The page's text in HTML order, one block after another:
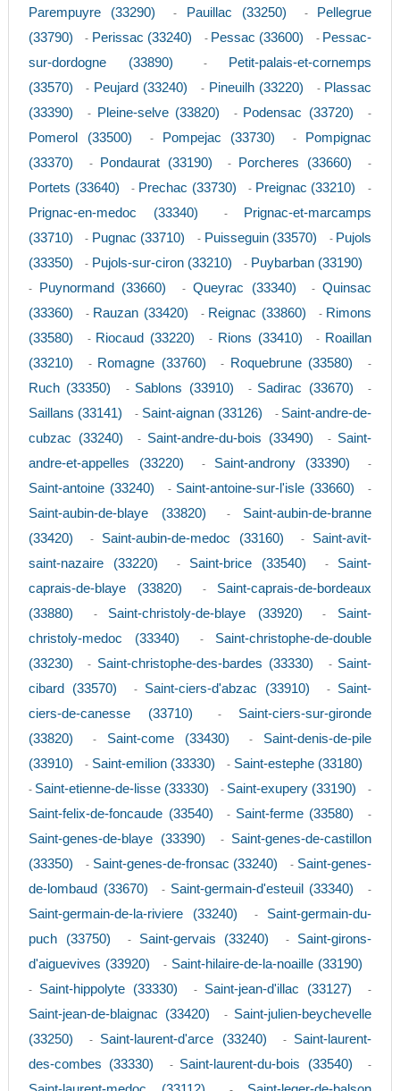
Parempuyre (33290) - Pauillac (33250) -
Pellegrue
(33790)
- Perissac (33240) - Pessac (33600) - Pessac-
sur-dordogne (33890)
-
Petit-palais-et-cornemps
(33570)
- Peujard (33240) - Pineuilh (33220) - Plassac
(33390)
- Pleine-selve (33820) - Podensac (33720) -
Pomerol (33500) - Pompejac (33730) -
Pompignac
(33370)
- Pondaurat (33190) - Porcheres (33660) -
Portets (33640) - Prechac (33730) - Preignac (33210) -
Prignac-en-medoc (33340) -
Prignac-et-marcamps
(33710)
- Pugnac (33710) - Puisseguin (33570) - Pujols
(33350)
- Pujols-sur-ciron (33210) - Puybarban (33190)
- Puynormand (33660) - Queyrac (33340) -Quinsac
(33360)
- Rauzan (33420) - Reignac (33860) - Rimons
(33580)
- Riocaud (33220) - Rions (33410) - Roaillan
(33210)
- Romagne (33760) - Roquebrune (33580) -
Ruch (33350) - Sablons (33910) - Sadirac (33670) -
Saillans (33141) - Saint-aignan (33126) - Saint-andre-de-
cubzac (33240)
- Saint-andre-du-bois (33490) - Saint-
andre-et-appelles (33220)
- Saint-androny (33390) -
Saint-antoine (33240) - Saint-antoine-sur-l'isle (33660) -
Saint-aubin-de-blaye (33820) - Saint-aubin-de-branne
(33420)
- Saint-aubin-de-medoc (33160) - Saint-avit-
saint-nazaire (33220)
- Saint-brice (33540) - Saint-
caprais-de-blaye (33820)
- Saint-caprais-de-bordeaux
(33880)
- Saint-christoly-de-blaye (33920) - Saint-
christoly-medoc (33340)
- Saint-christophe-de-double
(33230)
- Saint-christophe-des-bardes (33330) - Saint-
cibard (33570)
- Saint-ciers-d'abzac (33910) - Saint-
ciers-de-canesse (33710)
- Saint-ciers-sur-gironde
(33820)
- Saint-come (33430) - Saint-denis-de-pile
(33910)
- Saint-emilion (33330) - Saint-estephe (33180)
- Saint-etienne-de-lisse (33330) - Saint-exupery (33190) -
Saint-felix-de-foncaude (33540) - Saint-ferme (33580) -
Saint-genes-de-blaye (33390) - Saint-genes-de-castillon
(33350)
- Saint-genes-de-fronsac (33240) - Saint-genes-
de-lombaud (33670)
- Saint-germain-d'esteuil (33340) -
Saint-germain-de-la-riviere (33240) - Saint-germain-du-
puch (33750)
- Saint-gervais (33240) - Saint-girons-
d'aiguevives (33920)
- Saint-hilaire-de-la-noaille (33190)
- Saint-hippolyte (33330) - Saint-jean-d'illac (33127) -
Saint-jean-de-blaignac (33420) - Saint-julien-beychevelle
(33250)
- Saint-laurent-d'arce (33240) - Saint-laurent-
des-combes (33330)
- Saint-laurent-du-bois (33540) -